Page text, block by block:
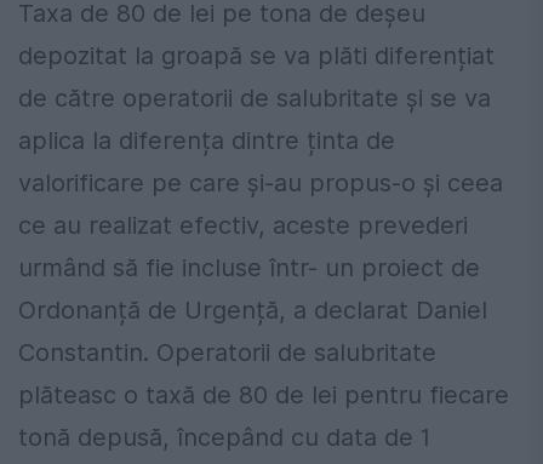
Taxa de 80 de lei pe tona de deșeu
depozitat la groapă se va plăti diferențiat
de către operatorii de salubritate și se va
aplica la diferența dintre ținta de
valorificare pe care și-au propus-o și ceea
ce au realizat efectiv, aceste prevederi
urmând să fie incluse într- un proiect de
Ordonanță de Urgență, a declarat Daniel
Constantin. Operatorii de salubritate
plăteasc o taxă de 80 de lei pentru fiecare
tonă depusă, începând cu data de 1